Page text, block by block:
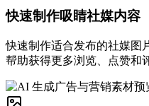
快速制作吸睛社媒内容
快速制作适合发布的社媒图
帮助获得更多浏览、点赞和